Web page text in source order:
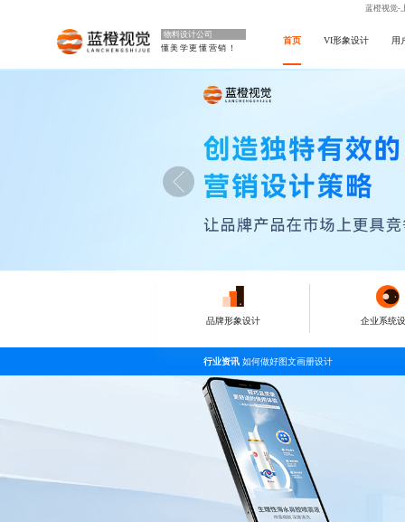
蓝橙视觉-
物料设计公司
懂美学更懂营销！
首页 VI形象设计 用
品牌形象设计 企业系统
行业资讯 如何做好图文画册设计